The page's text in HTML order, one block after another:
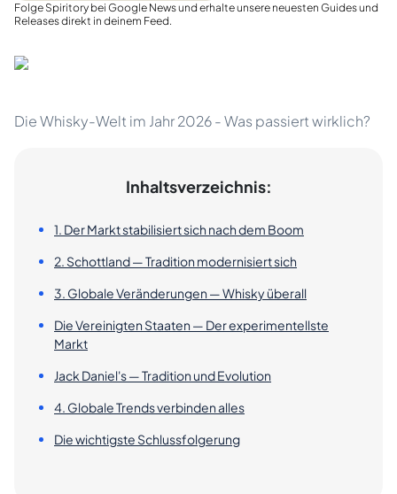
Folge Spiritory bei Google News und erhalte unsere neuesten Guides und
Releases direkt in deinem Feed.
Die Whisky-Welt im Jahr 2026 - Was passiert wirklich?
Inhaltsverzeichnis:
1. Der Markt stabilisiert sich nach dem Boom
2. Schottland — Tradition modernisiert sich
3. Globale Veränderungen — Whisky überall
Die Vereinigten Staaten — Der experimentellste
Markt
Jack Daniel's — Tradition und Evolution
4. Globale Trends verbinden alles
Die wichtigste Schlussfolgerung